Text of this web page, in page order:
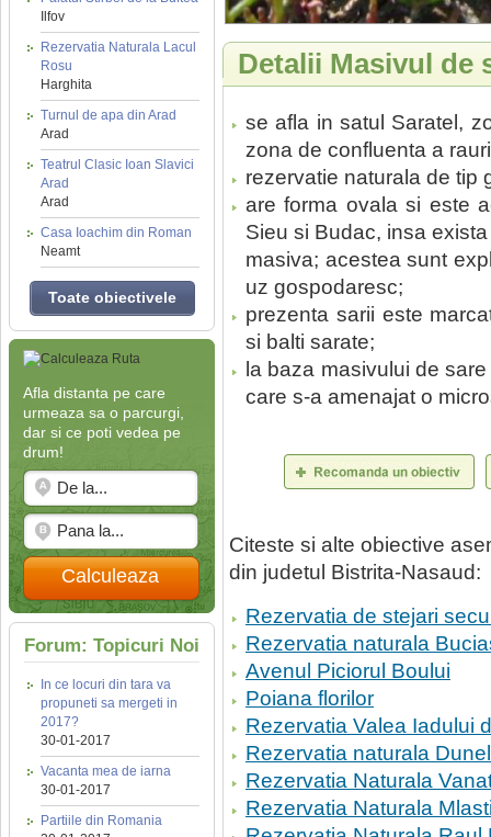
Ilfov
Rezervatia Naturala Lacul
Rosu
Harghita
Turnul de apa din Arad
Arad
Teatrul Clasic Ioan Slavici
Arad
Arad
Casa Ioachim din Roman
Neamt
Toate obiectivele
Afla distanta pe care
urmeaza sa o parcurgi,
dar si ce poti vedea pe
drum!
Calculeaza
Forum: Topicuri Noi
In ce locuri din tara va
propuneti sa mergeti in
2017?
30-01-2017
Vacanta mea de iarna
30-01-2017
Partiile din Romania
Detalii Masivul de
se afla in satul Saratel,
zona de confluenta a
rezervatie naturala de tip
are forma ovala si este
Sieu si Budac, insa
masiva; acestea sunt
uz gospodaresc;
prezenta sarii este
si balti sarate;
la baza masivului de
care s-a amenajat o
Citeste si alte obiective
din judetul Bistrita-Nasaud:
Rezervatia de stejari
Rezervatia naturala
Avenul Piciorul Boului
Poiana florilor
Rezervatia Valea Iadului
Rezervatia naturala
Rezervatia Naturala
Rezervatia Naturala